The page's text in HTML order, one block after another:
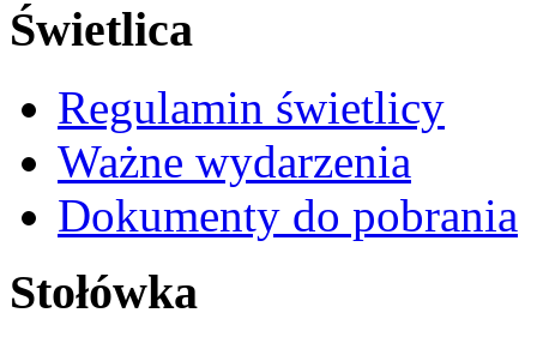
Świetlica
Regulamin świetlicy
Ważne wydarzenia
Dokumenty do pobrania
Stołówka